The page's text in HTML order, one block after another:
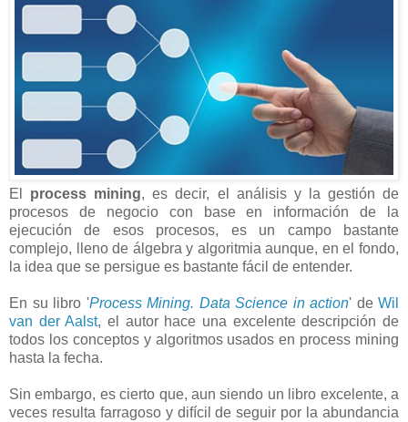
El process mining, es decir, el análisis y la gestión de
procesos de negocio con base en información de la
ejecución de esos procesos, es un campo bastante
complejo, lleno de álgebra y algoritmia aunque, en el fondo,
la idea que se persigue es bastante fácil de entender.
En su libro 'Process Mining. Data Science in action' de Wil
van der Aalst, el autor hace una excelente descripción de
todos los conceptos y algoritmos usados en process mining
hasta la fecha.
Sin embargo, es cierto que, aun siendo un libro excelente, a
veces resulta farragoso y difícil de seguir por la abundancia